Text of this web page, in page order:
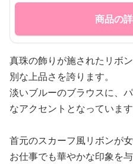
商品の
真珠の飾りが施されたリボ
別な上品さを誇ります。
淡いブルーのブラウスに、
なアクセントとなっています
首元のスカーフ風リボンが
お仕事でも華やかな印象を与